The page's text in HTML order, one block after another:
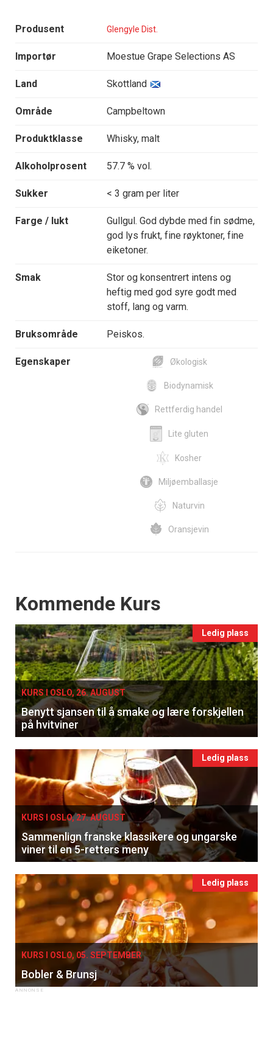
Produsent Glengyle Dist.
Importør Moestue Grape Selections AS
Land Skottland
Område Campbeltown
Produktklasse Whisky, malt
Alkoholprosent 57.7 % vol.
Sukker < 3 gram per liter
Farge / lukt
Gullgul. God dybde med fin sødme,
god lys frukt, fine røyktoner, fine
eiketoner.
Smak
Stor og konsentrert intens og
heftig med god syre godt med
stoff, lang og varm.
Bruksområde Peiskos.
Egenskaper Økologisk
Biodynamisk
Rettferdig handel
Lite gluten
Kosher
Miljøemballasje
Naturvin
Oransjevin
Events
Kommende Kurs
Ledig plass
KURS I OSLO, 26. AUGUST
Benytt sjansen til å smake og lære forskjellen
på hvitviner
Ledig plass
KURS I OSLO, 27. AUGUST
Sammenlign franske klassikere og ungarske
viner til en 5-retters meny
Ledig plass
KURS I OSLO, 05. SEPTEMBER
Bobler & Brunsj